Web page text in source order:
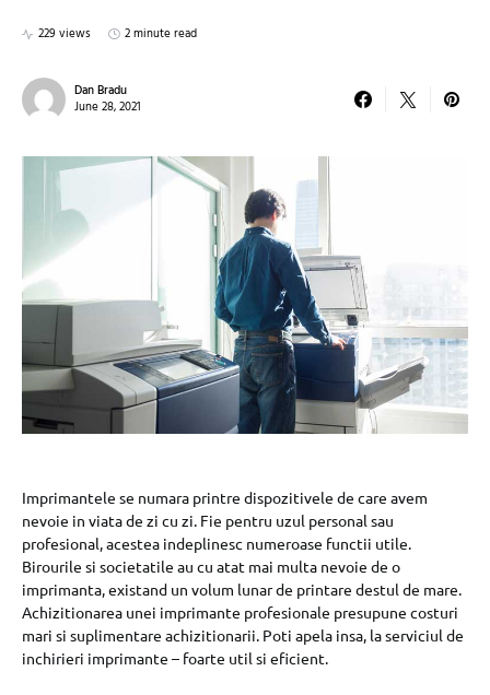
229 views 2 minute read
Dan Bradu
June 28, 2021
Imprimantele se numara printre dispozitivele de care avem
nevoie in viata de zi cu zi. Fie pentru uzul personal sau
profesional, acestea indeplinesc numeroase functii utile.
Birourile si societatile au cu atat mai multa nevoie de o
imprimanta, existand un volum lunar de printare destul de mare.
Achizitionarea unei imprimante profesionale presupune costuri
mari si suplimentare achizitionarii. Poti apela insa, la serviciul de
inchirieri imprimante – foarte util si eficient.